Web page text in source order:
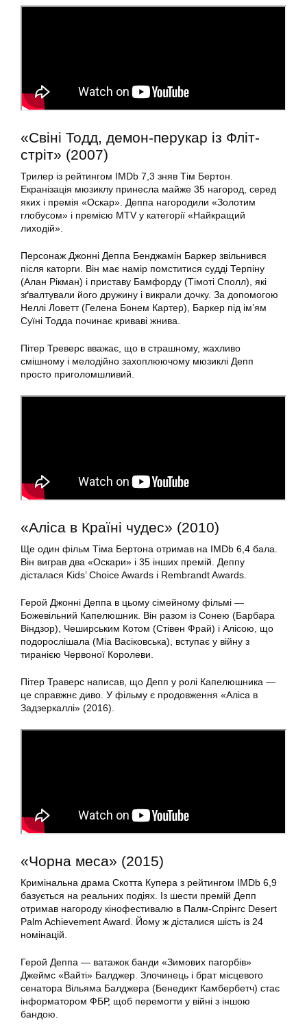
«Свіні Тодд, демон-перукар із Фліт-
стріт» (2007)
Трилер із рейтингом IMDb 7,3 зняв Тім Бертон.
Екранізація мюзиклу принесла майже 35 нагород, серед
яких і премія «Оскар». Деппа нагородили «Золотим
глобусом» і премією МТV у категорії «Найкращий
лиходій».
Персонаж Джонні Деппа Бенджамін Баркер звільнився
після каторги. Він має намір помститися судді Терпіну
(Алан Рікман) і приставу Бамфорду (Тімоті Сполл), які
зґвалтували його дружину і викрали дочку. За допомогою
Неллі Ловетт (Гелена Бонем Картер), Баркер під ім’ям
Суїні Тодда починає криваві жнива.
Пітер Треверс вважає, що в страшному, жахливо
смішному і мелодійно захоплюючому мюзиклі Депп
просто приголомшливий.
«Аліса в Країні чудес» (2010)
Ще один фільм Тіма Бертона отримав на IMDb 6,4 бала.
Він виграв два «Оскари» і 35 інших премій. Деппу
дісталася Kids’ Choice Awards і Rembrandt Awards.
Герой Джонні Деппа в цьому сімейному фільмі —
Божевільний Капелюшник. Він разом із Сонею (Барбара
Віндзор), Чеширським Котом (Стівен Фрай) і Алісою, що
подорослішала (Міа Васіковська), вступає у війну з
тиранією Червоної Королеви.
Пітер Траверс написав, що Депп у ролі Капелюшника —
це справжнє диво. У фільму є продовження «Аліса в
Задзеркаллі» (2016).
«Чорна меса» (2015)
Кримінальна драма Скотта Купера з рейтингом IMDb 6,9
базується на реальних подіях. Із шести премій Депп
отримав нагороду кінофестивалю в Палм-Спрінгс Desert
Palm Achievement Award. Йому ж дісталися шість із 24
номінацій.
Герой Деппа — ватажок банди «Зимових пагорбів»
Джеймс «Вайті» Балджер. Злочинець і брат місцевого
сенатора Вільяма Балджера (Бенедикт Камбербетч) стає
інформатором ФБР, щоб перемогти у війні з іншою
бандою.